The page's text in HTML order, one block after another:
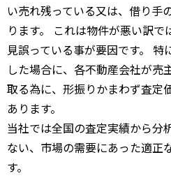
い売れ残っている又は、借り手
ります。 これは物件が悪い訳
見誤っている事が要因です。
した場合に、各不動産会社が売
取る為に、形振りかまわず査定
あります。
当社では全国の査定実績から分
ない、市場の需要にあった適正
す。